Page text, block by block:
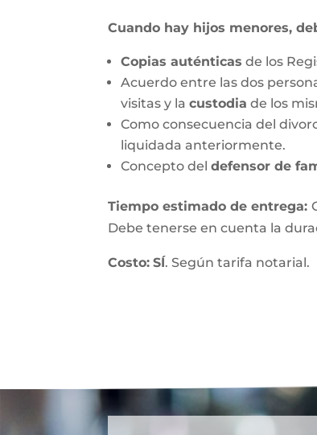
Cuando hay hijos menores,
Copias auténticas de los
Acuerdo entre las dos
visitas y lacustodia de los
Como consecuencia del
liquidada anteriormente.
Concepto deldefensor de
Tiempo estimado de entrega:
Debe tenerse en cuenta la
Costo: SÍ. Según tarifa notarial.